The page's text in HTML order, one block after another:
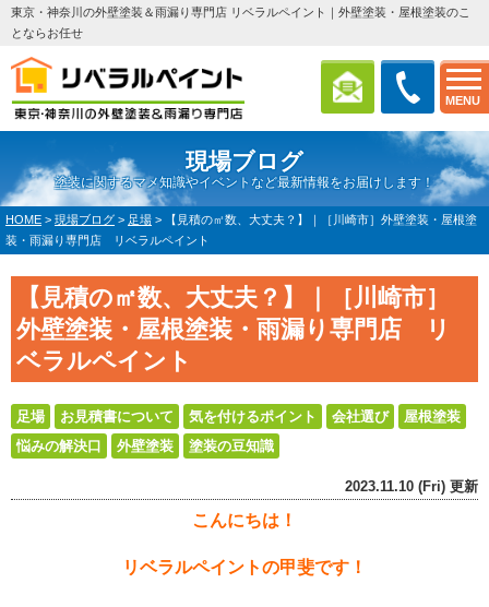
MENU
東京・神奈川の外壁塗装＆雨漏り専門店 リベラルペイント｜外壁塗装・屋根塗装のこ
とならお任せ
現場ブログ
塗装に関するマメ知識やイベントなど最新情報をお届けします！
HOME > 現場ブログ > 足場 >
【見積の㎡数、大丈夫？】｜［川崎市］外壁塗装・屋根塗
装・雨漏り専門店 リベラルペイント
【見積の㎡数、大丈夫？】｜［川崎市］
外壁塗装・屋根塗装・雨漏り専門店 リ
ベラルペイント
足場 お見積書について 気を付けるポイント 会社選び
屋根塗装
悩みの解決口
外壁塗装 塗装の豆知識
2023.11.10 (Fri) 更新
こんにちは！
リベラルペイントの甲斐です！